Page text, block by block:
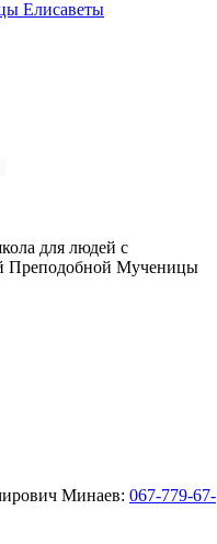
для людей с
Преподобной Мученицы
Минаев: 067-779-67-